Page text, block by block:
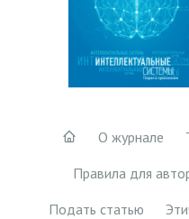
О журнале
Правила для
Подать статью